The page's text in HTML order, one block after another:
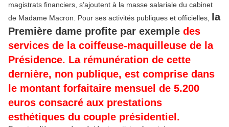
magistrats financiers, s’ajoutent à la masse salariale du cabinet
de Madame Macron. Pour ses activités publiques et officielles,
la
Première dame profite par exemple des
services de la coiffeuse-maquilleuse de la
Présidence. La rémunération de cette
dernière, non publique, est comprise dans
le montant forfaitaire mensuel de 5.200
euros consacré aux prestations
esthétiques du couple présidentiel.